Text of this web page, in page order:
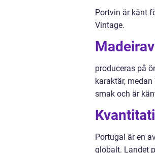
Portvin är känt
Vintage.
produceras på
karaktär,
smak och är
Portugal är en
globalt. Landet